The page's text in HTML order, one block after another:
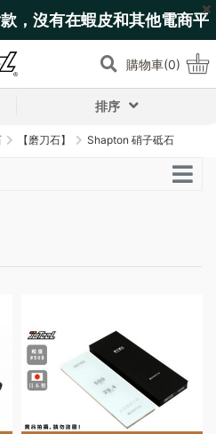
，沒有在蝦皮和其他電商平
上架! 購物車(0)
排序
【磨刀石】 Shapton 硝子砥石